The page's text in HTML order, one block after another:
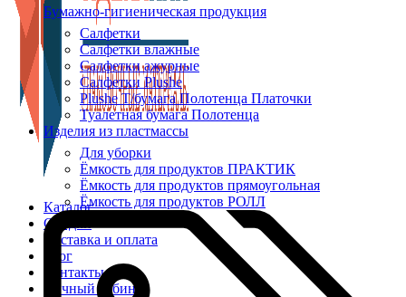
Каталог
Скидки
Доставка и оплата
Блог
Контакты
Личный кабинет
Бумажно-гигиеническая продукция
Салфетки
Салфетки влажные
Салфетки ажурные
Салфетки Plushe
Plushe Т/бумага Полотенца Платочки
Туалетная бумага Полотенца
Изделия из пластмассы
Для уборки
Ёмкость для продуктов ПРАКТИК
Ёмкость для продуктов прямоугольная
Ёмкость для продуктов РОЛЛ